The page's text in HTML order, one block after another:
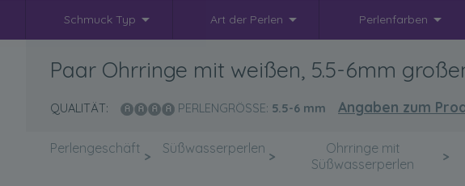
Schmuck Typ Art der Perlen Perlenfarben
Paar Ohrringe mit weißen, 5.5-6mm
QUALITÄT: PERLENGRÖSSE: 5.5-6 mm Angaben zum
Perlengeschäft > Süßwasserperlen >
Ohrringe mit
Süßwasserperlen
>